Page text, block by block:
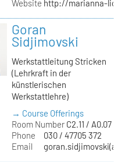
Website http://marianna-
Goran
Sidjimovski
Werkstattleitung Stricken
(Lehrkraft in der
künstlerischen
Werkstattlehre)
→ Course Offerings
Room NumberC2.11 / A0.07
Phone
030 / 47705 372
Email